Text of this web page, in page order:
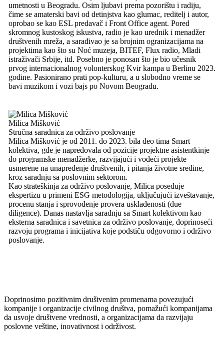
umetnosti u Beogradu. Osim ljubavi prema pozorištu i radiju,
čime se amaterski bavi od detinjstva kao glumac, reditelj i autor,
oprobao se kao ESL predavač i Front Office agent. Pored
skromnog kustoskog iskustva, radio je kao urednik i menadžer
društvenih mreža, a sarađivao je sa brojnim ogranizacijama na
projektima kao što su Noć muzeja, BITEF, Flux radio, Mladi
istraživači Srbije, itd. Posebno je ponosan što je bio učesnik
prvog internacionalnog volonterskog Kvir kampa u Berlinu 2023.
godine. Pasionirano prati pop-kulturu, a u slobodno vreme se
bavi muzikom i vozi bajs po Novom Beogradu.
Milica Mišković
Stručna saradnica za održivo poslovanje
Milica Mišković je od 2011. do 2023. bila deo tima Smart
kolektiva, gde je napredovala od pozicije projektne asistentkinje
do programske menadžerke, razvijajući i vodeći projekte
usmerene na unapređenje društvenih, i pitanja životne sredine,
kroz saradnju sa poslovnim sektorom.
Kao strateškinja za održivo poslovanje, Milica poseduje
ekspertizu u primeni ESG metodologija, uključujući izveštavanje,
procenu stanja i sprovođenje provera usklađenosti (due
diligence). Danas nastavlja saradnju sa Smart kolektivom kao
eksterna saradnica i savetnica za održivo poslovanje, doprinosеći
razvoju programa i inicijativa koje podstiču odgovorno i održivo
poslovanje.
Doprinosimo pozitivnim društvenim promenama povezujući
kompanije i organizacije civilnog društva, pomažući kompanijama
da usvoje društvene vrednosti, a organizacijama da razvijaju
poslovne veštine, inovativnost i održivost.